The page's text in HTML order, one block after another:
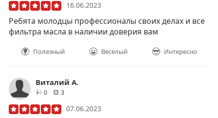
16.06.2023
Ребята молодцы профессионалы своих делах и все
фильтра масла в наличии доверия вам
Полезный Весёлый Интересно
Виталий А.
0друзей
3отзывов
07.06.2023